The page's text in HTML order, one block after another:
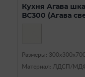
Кухня Агава
ВС300 (Агава
Размеры: 300х300х700
Материал: ЛДСП/